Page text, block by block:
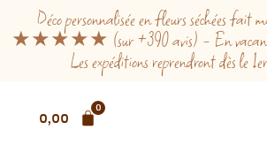
Déco personnalisée en fleurs séchées fait
★★★★★ (sur +390 avis) - En
Les expéditions reprendront dès le
0,00
0